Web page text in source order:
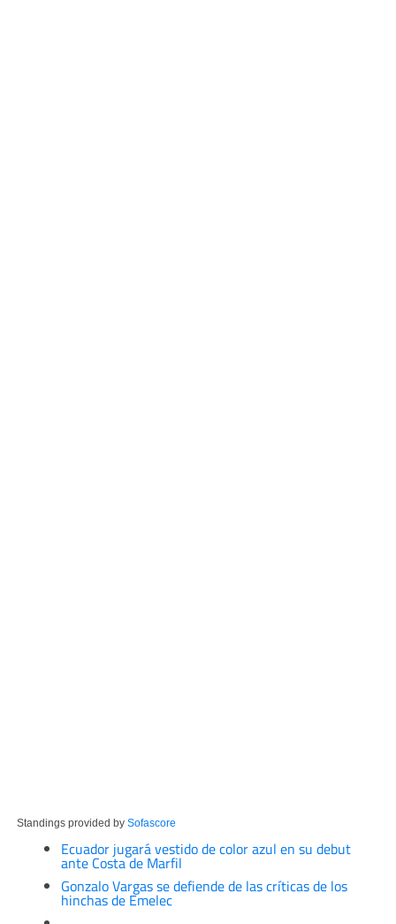
Standings provided by Sofascore
Ecuador jugará vestido de color azul en su debut
ante Costa de Marfil
Gonzalo Vargas se defiende de las críticas de los
hinchas de Emelec